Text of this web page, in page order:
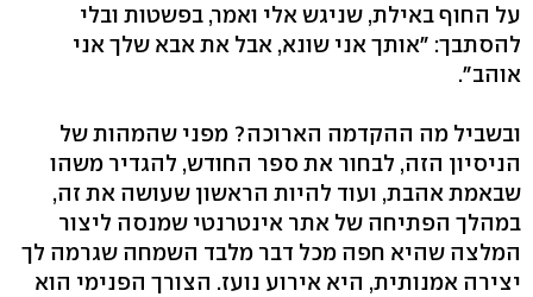
על החוף באילת, שניגש אלי ואמר, בפשטות ובלי
להסתבך: "אותך אני שונא, אבל את אבא שלך אני
אוהב".
ובשביל מה ההקדמה הארוכה? מפני שהמהות של
הניסיון הזה, לבחור את ספר החודש, להגדיר משהו
שבאמת אהבת, ועוד להיות הראשון שעושה את זה,
במהלך הפתיחה של אתר אינטרנטי שמנסה ליצור
המלצה שהיא חפה מכל דבר מלבד השמחה שגרמה לך
יצירה אמנותית, היא אירוע נועז. הצורך הפנימי הוא